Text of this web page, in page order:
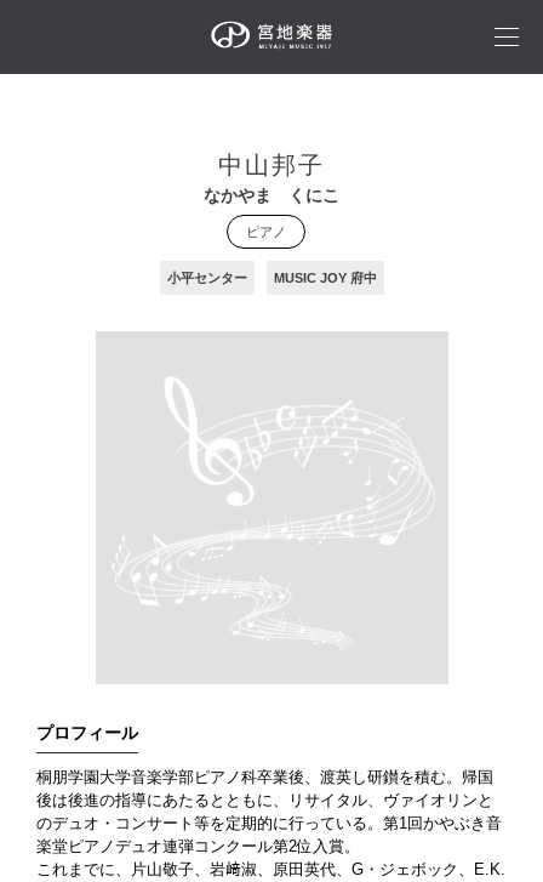
中山邦子
なかやま くにこ
ピアノ
小平センター MUSIC JOY 府中
プロフィール
桐朋学園大学音楽学部ピアノ科卒業後、渡英し研鑚を積む。帰国
後は後進の指導にあたるとともに、リサイタル、ヴァイオリンと
のデュオ・コンサート等を定期的に行っている。第1回かやぶき音
楽堂ピアノデュオ連弾コンクール第2位入賞。
これまでに、片山敬子、岩﨑淑、原田英代、G・ジェボック、E.K.